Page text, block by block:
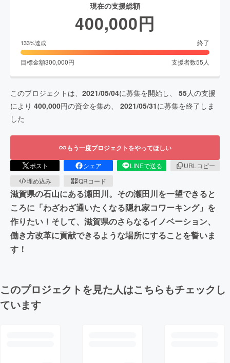
現在の支援総額
400,000円
133%達成 終了
目標金額300,000円 支援者数55 人
このプロジェクトは、 2021/05/04に募集を開始し、 55人の支援
により 400,000円の資金を集め、 2021/05/31に募集を終了しま
した
もう一度プロジェクトをやってほしい
ポスト シェア LINEで送る
URLコピー
埋め込み
QRコード
滋賀県の石山にある瀬田川。その瀬田川を一望できると
ころに「わざわざ通いたくなる隠れ家コワーキング」を
作りたい！そして、滋賀県のさらなるイノベーション、
働き方改革に貢献できるような場所にすることを誓いま
す！
このプロジェクトを見た人はこちらもチェックし
ています